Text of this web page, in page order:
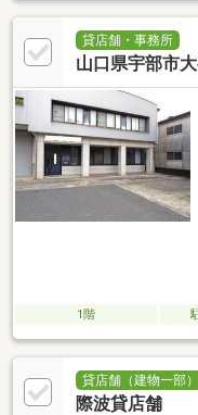
貸店舗・事務所
山口県宇部市
1階
貸店舗（建物一部）
際波貸店舗